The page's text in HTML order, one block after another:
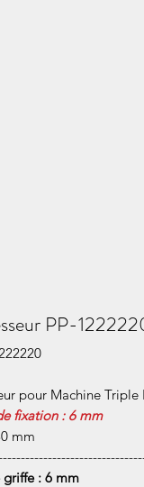
PP-
pour Machine
fixation : 6 mm
mm
griffe : 6 mm